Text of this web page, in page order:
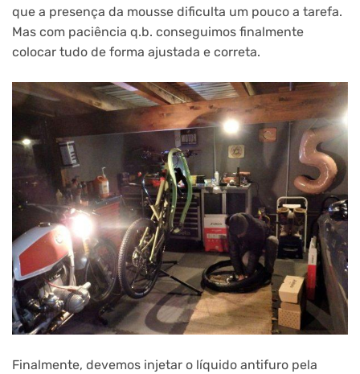
que a presença da mousse dificulta um pouco a tarefa.
Mas com paciência q.b. conseguimos finalmente
colocar tudo de forma ajustada e correta.
Finalmente, devemos injetar o líquido antifuro pela